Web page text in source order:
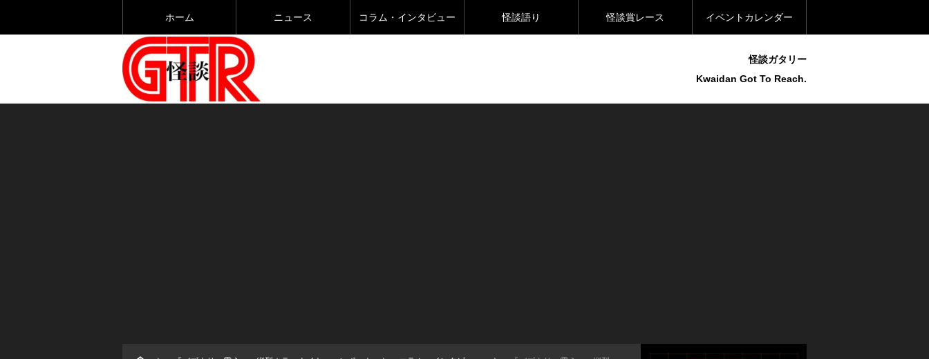
ホーム ニュース コラム・インタビュー 怪談語り 怪談賞レース イベントカレンダー
怪談ガタリー
Kwaidan Got To Reach.